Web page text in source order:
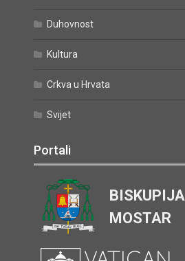
Duhovnost
Kultura
Crkva u Hrvata
Svijet
Portali
BISKUPIJA
MOSTAR